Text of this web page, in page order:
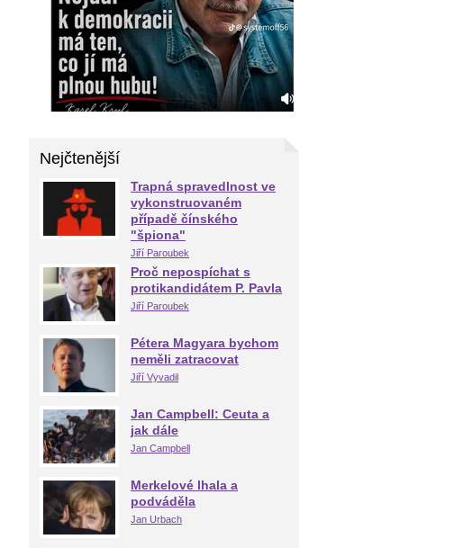
Nejčtenější
Trapná spravedlnost ve
vykonstruovaném
případě čínského
"špiona"
Jiří Paroubek
Proč nepospíchat s
protikandidátem P. Pavla
Jiří Paroubek
Pétera Magyara bychom
neměli zatracovat
Jiří Vyvadil
Jan Campbell: Ceuta a
jak dále
Jan Campbell
Merkelové lhala a
podváděla
Jan Urbach